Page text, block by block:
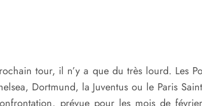
tour, il n’y a que du très lourd. Les
Dortmund, la Juventus ou le Paris
prévue pour les mois de